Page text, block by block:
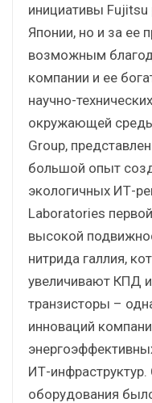
инициативы Fujitsu
Японии, но и за ее
возможным
компании и ее
научно-
окружающей
Group,
большой опыт
экологичных ИТ-
Laboratories
высокой
нитрида галлия,
увеличивают КПД
транзисторы –
инноваций
ИТ-
оборудования